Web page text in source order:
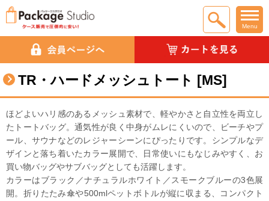
Menu
TR・ハードメッシュトート [MS]
ほどよいハリ感のあるメッシュ素材で、軽やかさと自立性を両立し
たトートバッグ。通気性が良く中身がムレにくいので、ビーチやプ
ール、サウナなどのレジャーシーンにぴったりです。シンプルなデ
ザインと落ち着いたカラー展開で、日常使いにもなじみやすく、お
買い物バッグやサブバッグとしても活躍します。
カラーはブラック／ナチュラルホワイト／スモークブルーの3色展
開。折りたたみ傘や500mlペットボトルが縦に収まる、コンパクト